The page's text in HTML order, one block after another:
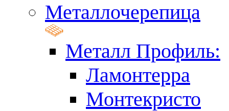
Металлочерепица
Металл Профиль:
Ламонтерра
Монтекристо